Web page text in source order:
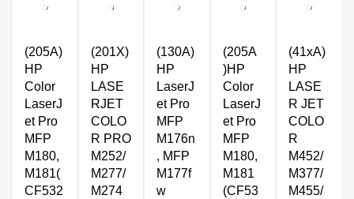
(205A)
HP
Color
LaserJ
et Pro
MFP
M180,
M181(
CF532
(201X)
HP
LASE
RJET
COLO
R PRO
M252/
M277/
M274
(130A)
HP
LaserJ
et Pro
MFP
M176n
, MFP
M177f
w
(205A
)HP
Color
LaserJ
et Pro
MFP
M180,
M181
(CF53
(41xA)
HP
LASE
R JET
COLO
R
M452/
M377/
M455/